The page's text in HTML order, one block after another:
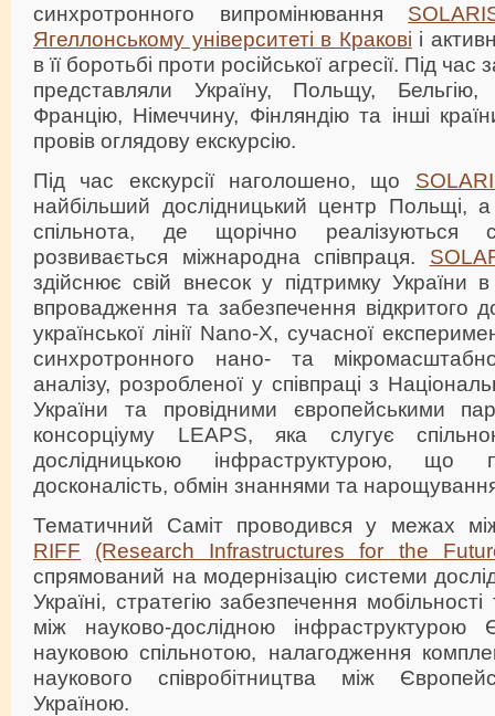
синхротронного випромінювання
Ягеллонському університеті в Кракові і
в її боротьбі проти російської агресії. Під час
представляли Україну, Польщу, Бельгію,
Францію, Німеччину, Фінляндію та інші
провів оглядову екскурсію.
Під час екскурсії наголошено, що
найбільший дослідницький центр Польщі,
спільнота, де щорічно реалізуються
розвивається міжнародна співпраця.
здійснює свій внесок у підтримку України
впровадження та забезпечення відкритого
української лінії Nano-X, сучасної
синхротронного нано- та
аналізу, розробленої у співпраці з
України та провідними європейськими
консорціуму LEAPS, яка слугує
дослідницькою інфраструктурою, що
досконалість, обмін знаннями та
Тематичний Саміт проводився у межах
RIFF
(Research Infrastructures for the
спрямований на модернізацію системи
Україні, стратегію забезпечення
між науково-дослідною
науковою спільнотою, налагодження
наукового співробітництва між
Україною.